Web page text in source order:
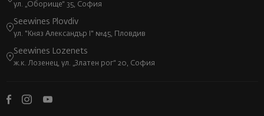
ул. „Оборище“ 35, София
Seewines Plovdiv
ул. "Княз Александър I" №45, Пловдив
Seewines Lozenets
ж.к. Лозенец, ул. „Златен рог“ 20, София